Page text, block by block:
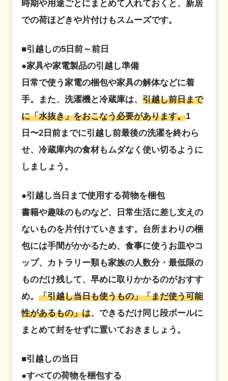
時期や用途ごとにまとめて入れておくと、新居
での荷ほどきや片付けもスムーズです。
■引越しの5日前～前日
●家具や家電製品の引越し準備
日常で使う家電の梱包や家具の解体などに着
手。また、洗濯機と冷蔵庫は、 引越し前日まで
に「水抜き」をおこなう必要があります。1
日〜2日前までに引越し前最後の洗濯を終わら
せ、冷蔵庫内の食材もムダなく使い切るように
しましょう。
●引越し当日まで使用する荷物を梱包
書籍や趣味のものなど、日常生活に差し支えの
ないものを片付けていきます。台所まわりの梱
包には手間がかかるため、食事に使うお皿やコ
ップ、カトラリー類も家族の人数分・最低限の
ものだけ残して、早めに取りかかるのがおすす
め。 「引越し当日も使うもの」「まだ使う可能
性があるもの」は、できるだけ同じ段ボールに
まとめて封をせずに置いておきましょう。
■引越しの当日
●すべての荷物を梱包する